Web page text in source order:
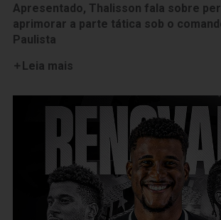
Apresentado, Thalisson fala sobre
aprimorar a parte tática sob o
Paulista
Leia mais